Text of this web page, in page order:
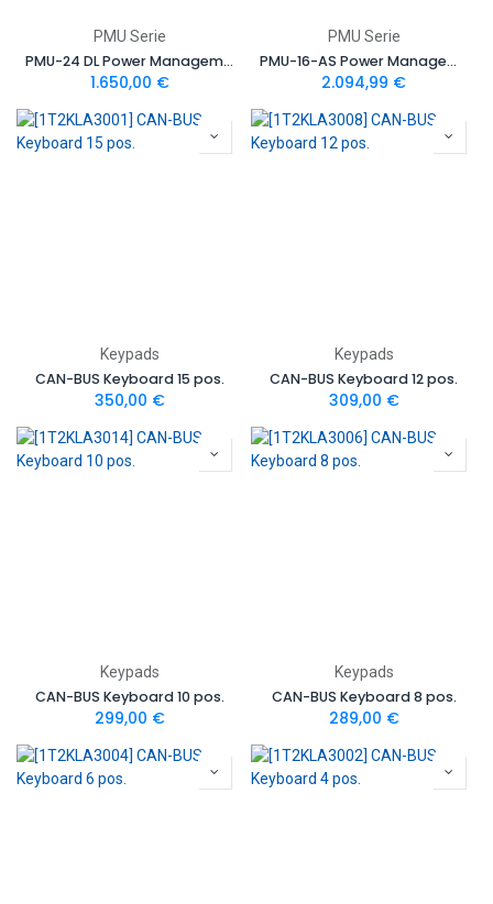
PMU Serie
PMU-24 DL Power Management Unit
1.650,00 €
PMU Serie
PMU-16-AS Power Management Unit Autosport Version
2.094,99 €
Keypads
CAN-BUS Keyboard 15 pos.
350,00 €
Keypads
CAN-BUS Keyboard 12 pos.
309,00 €
Keypads
CAN-BUS Keyboard 10 pos.
299,00 €
Keypads
CAN-BUS Keyboard 8 pos.
289,00 €